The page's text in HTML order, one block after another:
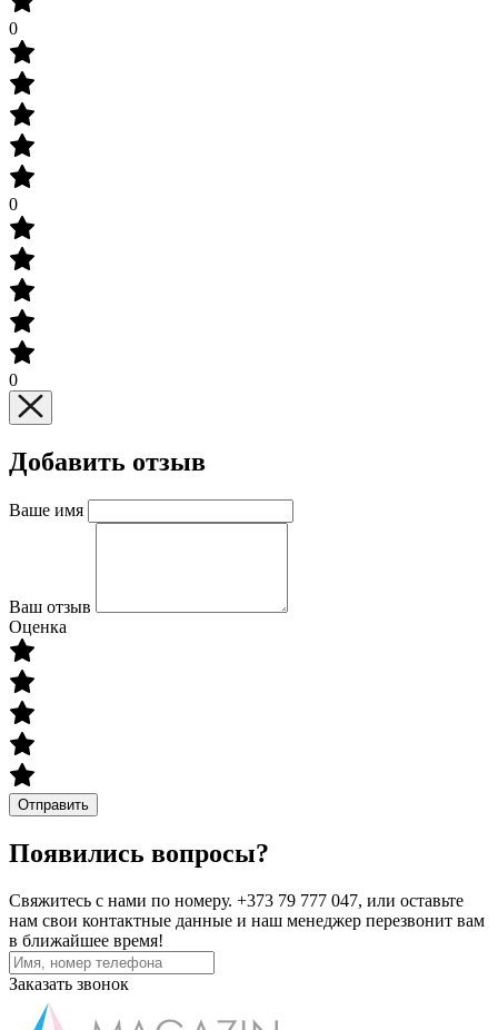
0
0
0
Добавить отзыв
Ваше имя
Ваш отзыв
Оценка
Отправить
Появились вопросы?
Свяжитесь с нами по номеру. +373 79 777 047, или оставьте
нам свои контактные данные и наш менеджер перезвонит вам
в ближайшее время!
Заказать звонок